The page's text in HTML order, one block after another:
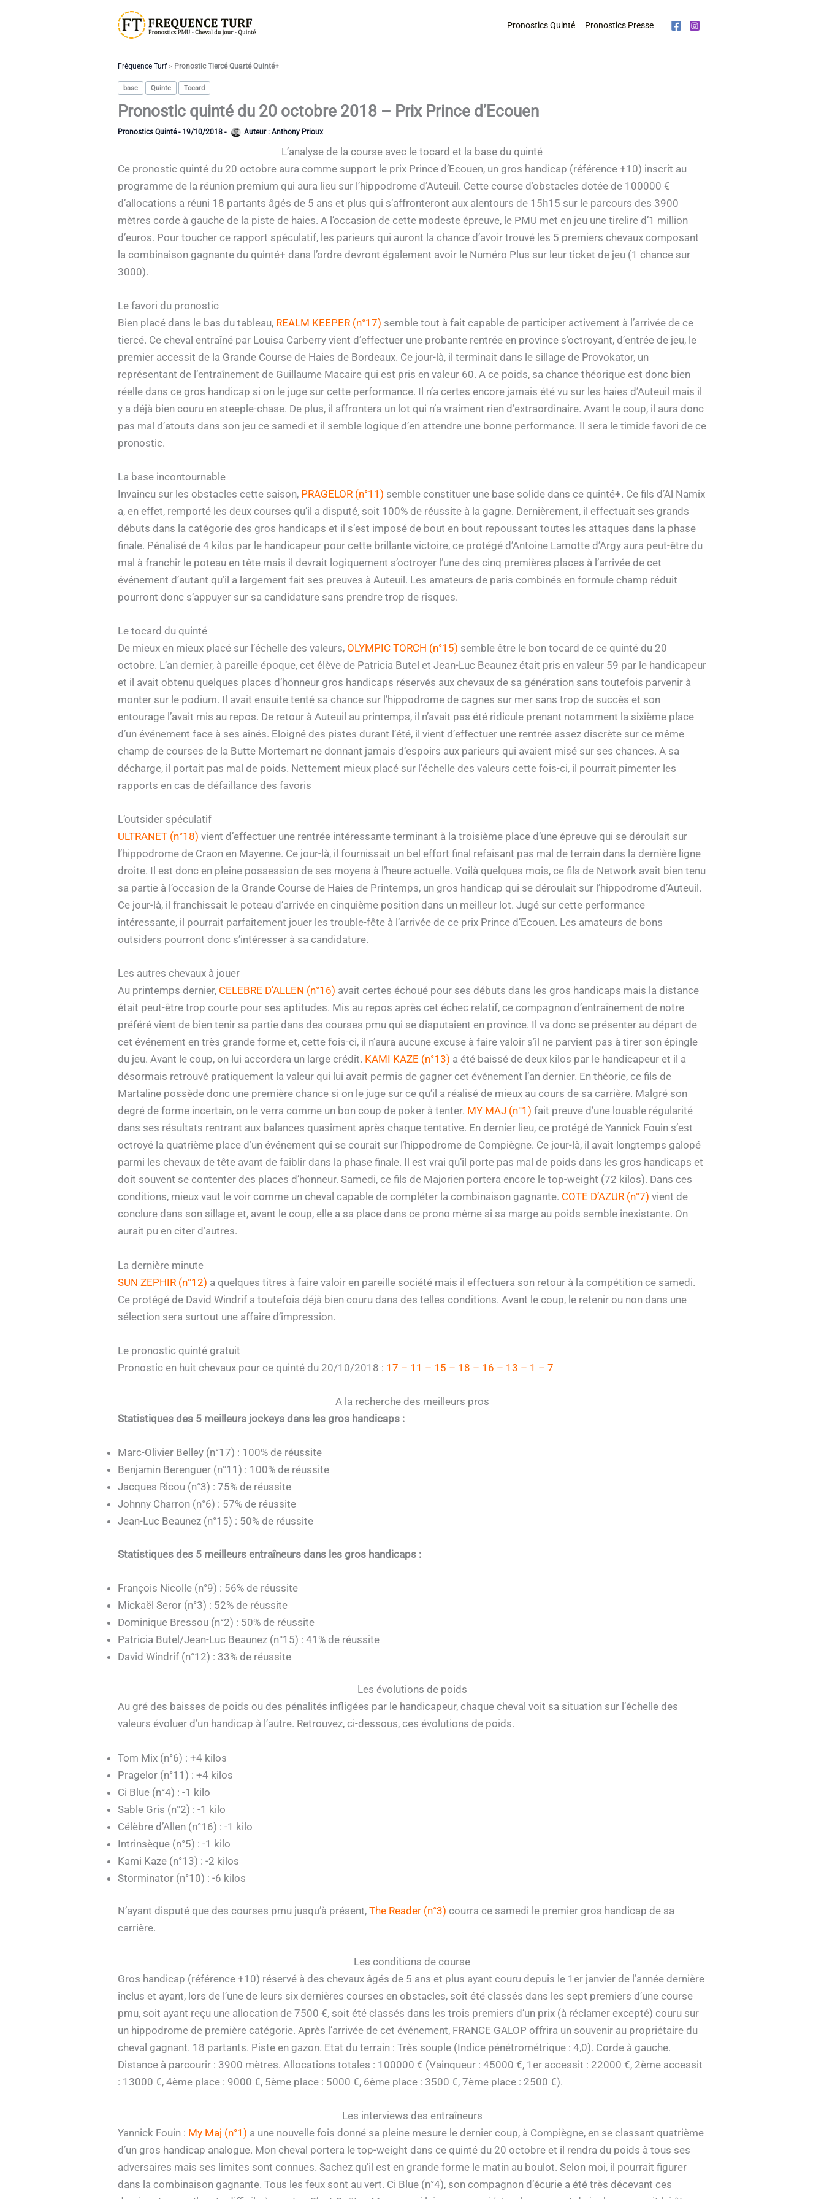
Pronostics Quinté Pronostics Presse
Fréquence Turf> Pronostic Tiercé Quarté Quinté+
base Quinte Tocard
Pronostic quinté du 20 octobre 2018 – Prix Prince d’Ecouen
Pronostics Quinté- 19/10/2018 - Auteur : Anthony Prioux
L’analyse de la course avec le tocard et la base du quinté
Ce pronostic quinté du 20 octobre aura comme support le prix Prince d’Ecouen, un gros handicap (référence +10) inscrit au
programme de la réunion premium qui aura lieu sur l’hippodrome d’Auteuil. Cette course d’obstacles dotée de 100000 €
d’allocations a réuni 18 partants âgés de 5 ans et plus qui s’affronteront aux alentours de 15h15 sur le parcours des 3900
mètres corde à gauche de la piste de haies. A l’occasion de cette modeste épreuve, le PMU met en jeu une tirelire d’1 million
d’euros. Pour toucher ce rapport spéculatif, les parieurs qui auront la chance d’avoir trouvé les 5 premiers chevaux composant
la combinaison gagnante du quinté+ dans l’ordre devront également avoir le Numéro Plus sur leur ticket de jeu (1 chance sur
3000).
Le favori du pronostic
Bien placé dans le bas du tableau, REALM KEEPER (n°17) semble tout à fait capable de participer activement à l’arrivée de ce
tiercé. Ce cheval entraîné par Louisa Carberry vient d’effectuer une probante rentrée en province s’octroyant, d’entrée de jeu, le
premier accessit de la Grande Course de Haies de Bordeaux. Ce jour-là, il terminait dans le sillage de Provokator, un
représentant de l’entraînement de Guillaume Macaire qui est pris en valeur 60. A ce poids, sa chance théorique est donc bien
réelle dans ce gros handicap si on le juge sur cette performance. Il n’a certes encore jamais été vu sur les haies d’Auteuil mais il
y a déjà bien couru en steeple-chase. De plus, il affrontera un lot qui n’a vraiment rien d’extraordinaire. Avant le coup, il aura donc
pas mal d’atouts dans son jeu ce samedi et il semble logique d’en attendre une bonne performance. Il sera le timide favori de ce
pronostic.
La base incontournable
Invaincu sur les obstacles cette saison, PRAGELOR (n°11) semble constituer une base solide dans ce quinté+. Ce fils d’Al Namix
a, en effet, remporté les deux courses qu’il a disputé, soit 100% de réussite à la gagne. Dernièrement, il effectuait ses grands
débuts dans la catégorie des gros handicaps et il s’est imposé de bout en bout repoussant toutes les attaques dans la phase
finale. Pénalisé de 4 kilos par le handicapeur pour cette brillante victoire, ce protégé d’Antoine Lamotte d’Argy aura peut-être du
mal à franchir le poteau en tête mais il devrait logiquement s’octroyer l’une des cinq premières places à l’arrivée de cet
événement d’autant qu’il a largement fait ses preuves à Auteuil. Les amateurs de paris combinés en formule champ réduit
pourront donc s’appuyer sur sa candidature sans prendre trop de risques.
Le tocard du quinté
De mieux en mieux placé sur l’échelle des valeurs, OLYMPIC TORCH (n°15) semble être le bon tocard de ce quinté du 20
octobre. L’an dernier, à pareille époque, cet élève de Patricia Butel et Jean-Luc Beaunez était pris en valeur 59 par le handicapeur
et il avait obtenu quelques places d’honneur gros handicaps réservés aux chevaux de sa génération sans toutefois parvenir à
monter sur le podium. Il avait ensuite tenté sa chance sur l’hippodrome de cagnes sur mer sans trop de succès et son
entourage l’avait mis au repos. De retour à Auteuil au printemps, il n’avait pas été ridicule prenant notamment la sixième place
d’un événement face à ses aînés. Eloigné des pistes durant l’été, il vient d’effectuer une rentrée assez discrète sur ce même
champ de courses de la Butte Mortemart ne donnant jamais d’espoirs aux parieurs qui avaient misé sur ses chances. A sa
décharge, il portait pas mal de poids. Nettement mieux placé sur l’échelle des valeurs cette fois-ci, il pourrait pimenter les
rapports en cas de défaillance des favoris
L’outsider spéculatif
ULTRANET (n°18) vient d’effectuer une rentrée intéressante terminant à la troisième place d’une épreuve qui se déroulait sur
l’hippodrome de Craon en Mayenne. Ce jour-là, il fournissait un bel effort final refaisant pas mal de terrain dans la dernière ligne
droite. Il est donc en pleine possession de ses moyens à l’heure actuelle. Voilà quelques mois, ce fils de Network avait bien tenu
sa partie à l’occasion de la Grande Course de Haies de Printemps, un gros handicap qui se déroulait sur l’hippodrome d’Auteuil.
Ce jour-là, il franchissait le poteau d’arrivée en cinquième position dans un meilleur lot. Jugé sur cette performance
intéressante, il pourrait parfaitement jouer les trouble-fête à l’arrivée de ce prix Prince d’Ecouen. Les amateurs de bons
outsiders pourront donc s’intéresser à sa candidature.
Les autres chevaux à jouer
Au printemps dernier, CELEBRE D’ALLEN (n°16) avait certes échoué pour ses débuts dans les gros handicaps mais la distance
était peut-être trop courte pour ses aptitudes. Mis au repos après cet échec relatif, ce compagnon d’entraînement de notre
préféré vient de bien tenir sa partie dans des courses pmu qui se disputaient en province. Il va donc se présenter au départ de
cet événement en très grande forme et, cette fois-ci, il n’aura aucune excuse à faire valoir s’il ne parvient pas à tirer son épingle
du jeu. Avant le coup, on lui accordera un large crédit. KAMI KAZE (n°13) a été baissé de deux kilos par le handicapeur et il a
désormais retrouvé pratiquement la valeur qui lui avait permis de gagner cet événement l’an dernier. En théorie, ce fils de
Martaline possède donc une première chance si on le juge sur ce qu’il a réalisé de mieux au cours de sa carrière. Malgré son
degré de forme incertain, on le verra comme un bon coup de poker à tenter. MY MAJ (n°1) fait preuve d’une louable régularité
dans ses résultats rentrant aux balances quasiment après chaque tentative. En dernier lieu, ce protégé de Yannick Fouin s’est
octroyé la quatrième place d’un événement qui se courait sur l’hippodrome de Compiègne. Ce jour-là, il avait longtemps galopé
parmi les chevaux de tête avant de faiblir dans la phase finale. Il est vrai qu’il porte pas mal de poids dans les gros handicaps et
doit souvent se contenter des places d’honneur. Samedi, ce fils de Majorien portera encore le top-weight (72 kilos). Dans ces
conditions, mieux vaut le voir comme un cheval capable de compléter la combinaison gagnante. COTE D’AZUR (n°7) vient de
conclure dans son sillage et, avant le coup, elle a sa place dans ce prono même si sa marge au poids semble inexistante. On
aurait pu en citer d’autres.
La dernière minute
SUN ZEPHIR (n°12) a quelques titres à faire valoir en pareille société mais il effectuera son retour à la compétition ce samedi.
Ce protégé de David Windrif a toutefois déjà bien couru dans des telles conditions. Avant le coup, le retenir ou non dans une
sélection sera surtout une affaire d’impression.
Le pronostic quinté gratuit
Pronostic en huit chevaux pour ce quinté du 20/10/2018 : 17 – 11 – 15 – 18 – 16 – 13 – 1 – 7
A la recherche des meilleurs pros
Statistiques des 5 meilleurs jockeys dans les gros handicaps :
Marc-Olivier Belley (n°17) : 100% de réussite
Benjamin Berenguer (n°11) : 100% de réussite
Jacques Ricou (n°3) : 75% de réussite
Johnny Charron (n°6) : 57% de réussite
Jean-Luc Beaunez (n°15) : 50% de réussite
Statistiques des 5 meilleurs entraîneurs dans les gros handicaps :
François Nicolle (n°9) : 56% de réussite
Mickaël Seror (n°3) : 52% de réussite
Dominique Bressou (n°2) : 50% de réussite
Patricia Butel/Jean-Luc Beaunez (n°15) : 41% de réussite
David Windrif (n°12) : 33% de réussite
Les évolutions de poids
Au gré des baisses de poids ou des pénalités infligées par le handicapeur, chaque cheval voit sa situation sur l’échelle des
valeurs évoluer d’un handicap à l’autre. Retrouvez, ci-dessous, ces évolutions de poids.
Tom Mix (n°6) : +4 kilos
Pragelor (n°11) : +4 kilos
Ci Blue (n°4) : -1 kilo
Sable Gris (n°2) : -1 kilo
Célèbre d’Allen (n°16) : -1 kilo
Intrinsèque (n°5) : -1 kilo
Kami Kaze (n°13) : -2 kilos
Storminator (n°10) : -6 kilos
N’ayant disputé que des courses pmu jusqu’à présent, The Reader (n°3) courra ce samedi le premier gros handicap de sa
carrière.
Les conditions de course
Gros handicap (référence +10) réservé à des chevaux âgés de 5 ans et plus ayant couru depuis le 1er janvier de l’année dernière
inclus et ayant, lors de l’une de leurs six dernières courses en obstacles, soit été classés dans les sept premiers d’une course
pmu, soit ayant reçu une allocation de 7500 €, soit été classés dans les trois premiers d’un prix (à réclamer excepté) couru sur
un hippodrome de première catégorie. Après l’arrivée de cet événement, FRANCE GALOP offrira un souvenir au propriétaire du
cheval gagnant. 18 partants. Piste en gazon. Etat du terrain : Très souple (Indice pénétrométrique : 4,0). Corde à gauche.
Distance à parcourir : 3900 mètres. Allocations totales : 100000 € (Vainqueur : 45000 €, 1er accessit : 22000 €, 2ème accessit
: 13000 €, 4ème place : 9000 €, 5ème place : 5000 €, 6ème place : 3500 €, 7ème place : 2500 €).
Les interviews des entraîneurs
Yannick Fouin : My Maj (n°1) a une nouvelle fois donné sa pleine mesure le dernier coup, à Compiègne, en se classant quatrième
d’un gros handicap analogue. Mon cheval portera le top-weight dans ce quinté du 20 octobre et il rendra du poids à tous ses
adversaires mais ses limites sont connues. Sachez qu’il est en grande forme le matin au boulot. Selon moi, il pourrait figurer
dans la combinaison gagnante. Tous les feux sont au vert. Ci Blue (n°4), son compagnon d’écurie a été très décevant ces